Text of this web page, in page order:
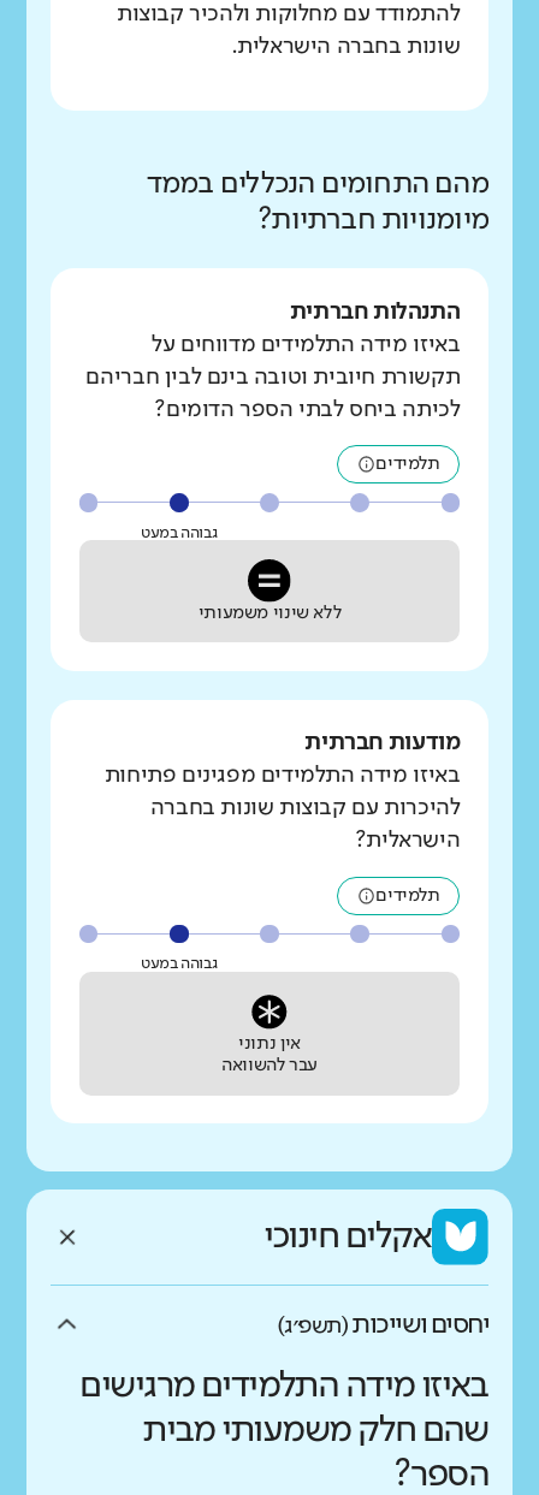
להתמודד עם מחלוקות ולהכיר קבוצות
שונות בחברה הישראלית.
מהם התחומים הנכללים בממד
מיומנויות חברתיות?
התנהלות חברתית
באיזו מידה התלמידים מדווחים על
תקשורת חיובית וטובה בינם לבין חבריהם
לכיתה ביחס לבתי הספר הדומים?
תלמידים
גבוהה במעט
ללא שינוי משמעותי
מודעות חברתית
באיזו מידה התלמידים מפגינים פתיחות
להיכרות עם קבוצות שונות בחברה
הישראלית?
תלמידים
גבוהה במעט
אין נתוני
עבר להשוואה
אקלים חינוכי
יחסים ושייכות(תשפ״ג)
באיזו מידה התלמידים מרגישים
שהם חלק משמעותי מבית
הספר?